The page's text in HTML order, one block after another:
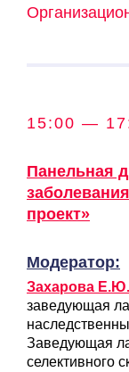
15:00 —
Панельная
проект»
Модератор:
Захарова Е.Ю.
заведующая
Заведующая
селективного